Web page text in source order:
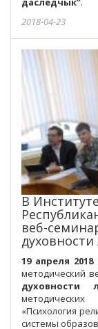
2018-04-23
В
веб-
19 апреля 2018
методический
духовности
«Психология
системы